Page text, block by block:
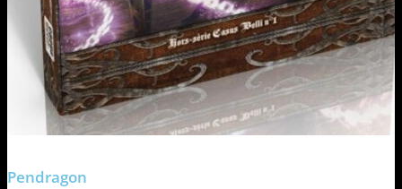
Pendragon